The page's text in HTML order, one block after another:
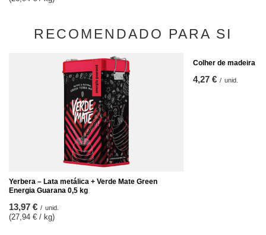
RECOMENDADO PARA SI
Yerbera – Lata metálica + Verde Mate Green
Energia Guarana 0,5 kg
13,97 € / unid.
(27,94 € / kg)
Colher de madeira
4,27 € / unid.